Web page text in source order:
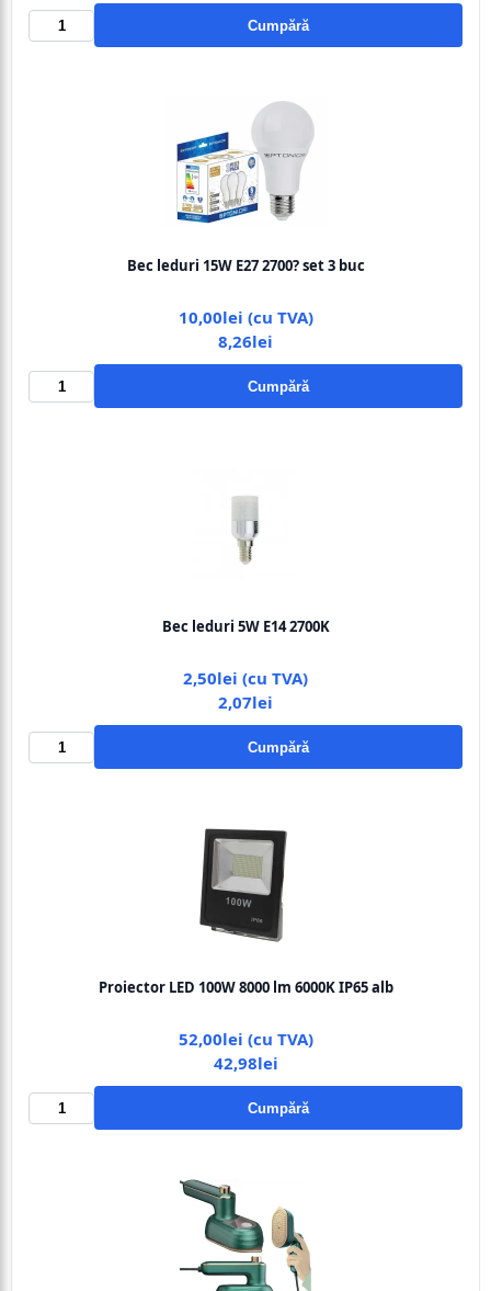
Cumpără
Bec leduri 15W E27 2700? set 3 buc
10,00lei (cu TVA)
8,26lei
Cumpără
Bec leduri 5W E14 2700K
2,50lei (cu TVA)
2,07lei
Cumpără
Proiector LED 100W 8000 lm 6000K IP65 alb
52,00lei (cu TVA)
42,98lei
Cumpără